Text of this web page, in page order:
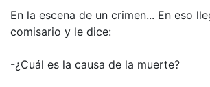
En la escena de un crimen... En eso
comisario y le dice:
-¿Cuál es la causa de la muerte?